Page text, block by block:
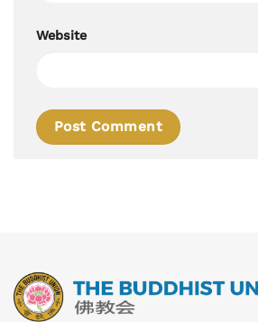
Website